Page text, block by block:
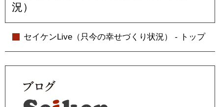
況）
セイケンLive（只今の幸せづくり状況） - トップ